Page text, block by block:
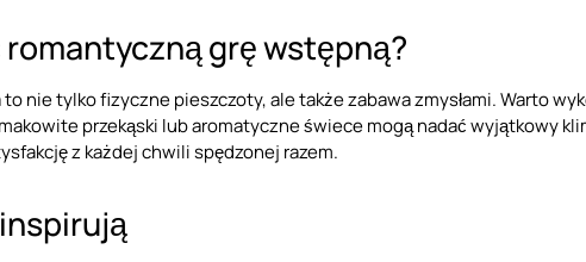
grę wstępną?
nie tylko fizyczne pieszczoty, ale także zabawa zmysłami. Warto
przekąski lub aromatyczne świece mogą nadać wyjątkowy
z każdej chwili spędzonej razem.